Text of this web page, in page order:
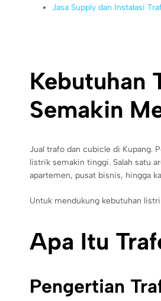
Jasa Supply dan Instalasi
Kebutuhan
Semakin
Jual trafo dan cubicle di Kupang.
listrik semakin tinggi. Salah satu
apartemen, pusat bisnis, hingga
Untuk mendukung kebutuhan
Apa Itu
Pengertian